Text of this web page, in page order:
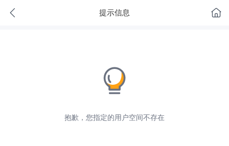
提示信息
抱歉，您指定的用户空间不存在